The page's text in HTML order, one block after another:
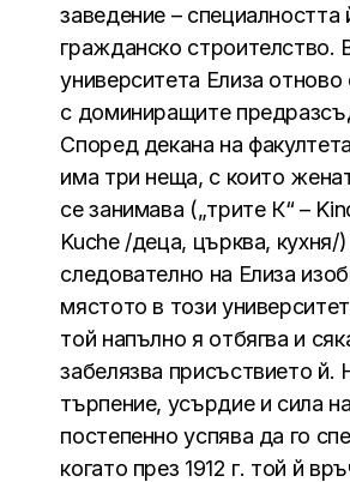
заведение – специалността
гражданско строителство.
университета Елиза отново
с доминиращите
Според декана на
има три неща, с които
се занимава („трите К“ –
Kuche /деца, църква, кухня/)
следователно на Елиза
мястото в този
той напълно я отбягва и
забелязва присъствието й.
търпение, усърдие и сила
постепенно успява да го
когато през 1912 г. той й